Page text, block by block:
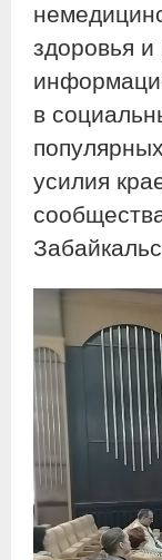
здоровья и
в
усилия